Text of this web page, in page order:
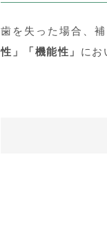
歯を失った場合、
性」「機能性」 にお